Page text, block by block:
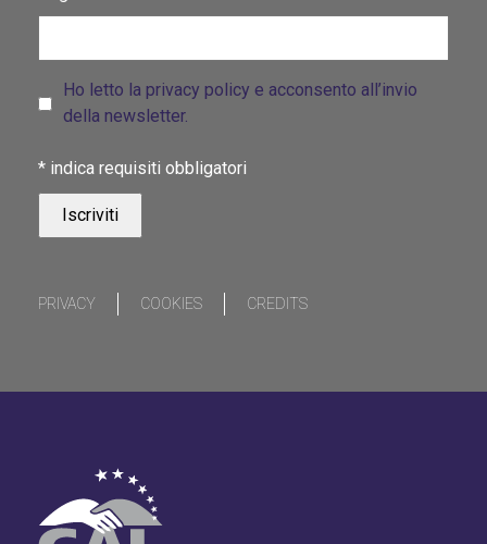
Ho letto la privacy policy e acconsento all’invio
della newsletter.
* indica requisiti obbligatori
PRIVACY COOKIES CREDITS